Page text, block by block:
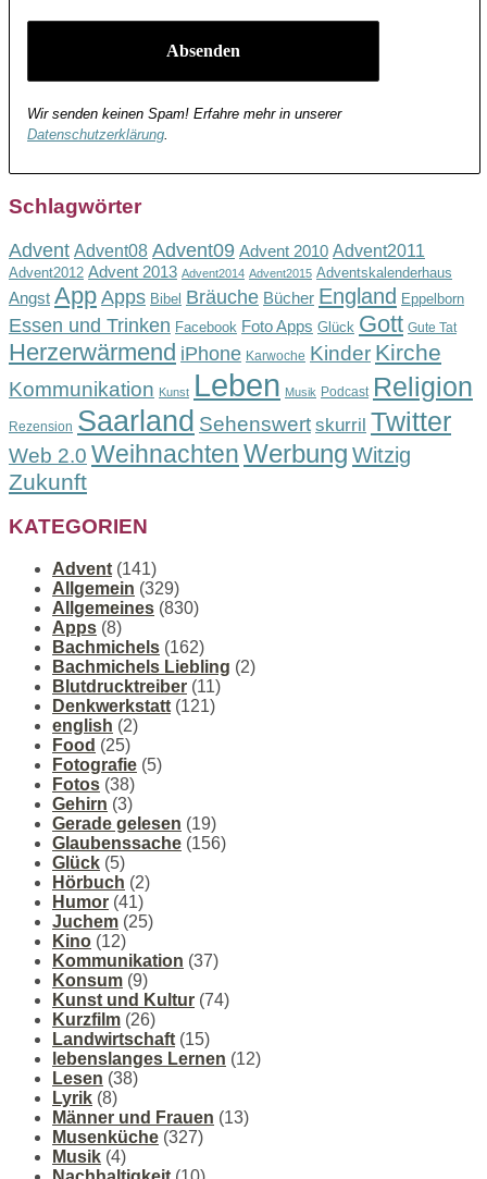
Wir senden keinen Spam! Erfahre mehr in unserer
Datenschutzerklärung.
Schlagwörter
Advent Advent08 Advent09 Advent 2010 Advent2011
Advent2012 Advent 2013 Advent2014 Advent2015 Adventskalenderhaus
Angst App Apps Bibel Bräuche Bücher England Eppelborn
Essen und Trinken Facebook Foto Apps Glück Gott Gute Tat
Herzerwärmend iPhone Karwoche Kinder Kirche
Kommunikation Kunst Leben Musik Podcast Religion
Rezension Saarland Sehenswert skurril Twitter
Web 2.0 WeihnachtenWerbung Witzig
Zukunft
KATEGORIEN
Advent (141)
Allgemein (329)
Allgemeines (830)
Apps (8)
Bachmichels (162)
Bachmichels Liebling (2)
Blutdrucktreiber (11)
Denkwerkstatt (121)
english (2)
Food (25)
Fotografie (5)
Fotos (38)
Gehirn (3)
Gerade gelesen (19)
Glaubenssache (156)
Glück (5)
Hörbuch (2)
Humor (41)
Juchem (25)
Kino (12)
Kommunikation (37)
Konsum (9)
Kunst und Kultur (74)
Kurzfilm (26)
Landwirtschaft (15)
lebenslanges Lernen (12)
Lesen (38)
Lyrik (8)
Männer und Frauen (13)
Musenküche (327)
Musik (4)